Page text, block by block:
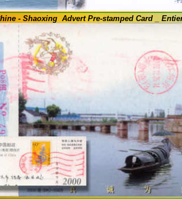
- Shaoxing Advert Pre-stamped Card _